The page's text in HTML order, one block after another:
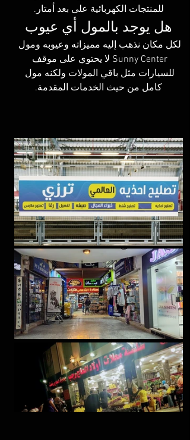
للمنتجات الكهربائية على بعد أمتار.
هل يوجد بالمول أي عيوب
لكل مكان نذهب إليه مميزاته وعيوبه ومول
Sunny Center لا يحتوي على موقف
للسيارات مثل باقي المولات ولكنه مول
كامل من حيث الخدمات المقدمة.